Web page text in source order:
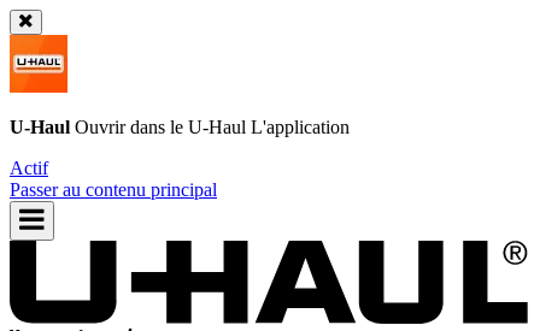
U-Haul Ouvrir dans le U-Haul L'application
Actif
Passer au contenu principal